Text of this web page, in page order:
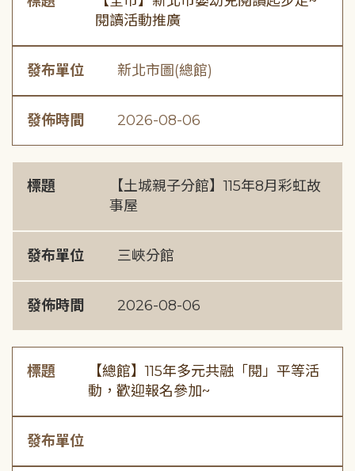
閱讀活動推廣
發布單位 新北市圖(總館)
發佈時間 2026-08-06
標題
【土城親子分館】115年8月彩虹故
事屋
發布單位 三峽分館
發佈時間 2026-08-06
標題
【總館】115年多元共融「閱」平等活
動，歡迎報名參加~
發布單位